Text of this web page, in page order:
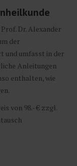
Dr. Alexander
der
und umfasst in der
Anleitungen
enthalten, wie
von 98.- € zzgl.